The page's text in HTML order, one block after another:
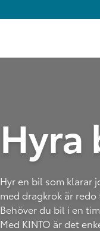
Hyra
Hyr en bil som klarar
med dragkrok är
Behöver du bil i en
Med KINTO är det